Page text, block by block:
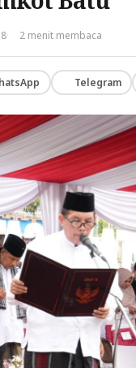
· 2 menit membaca
Telegram